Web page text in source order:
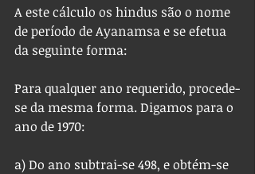
A este cálculo os hindus são o nome
de período de Ayanamsa e se efetua
da seguinte forma:
Para qualquer ano requerido, procede-
se da mesma forma. Digamos para o
ano de 1970:
a) Do ano subtrai-se 498, e obtém-se